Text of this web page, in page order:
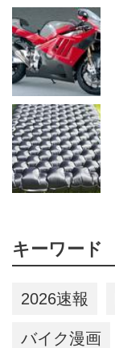
キーワード
2026速報
バイク漫画